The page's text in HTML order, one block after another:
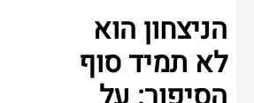
הניצחון הוא
לא תמיד סוף